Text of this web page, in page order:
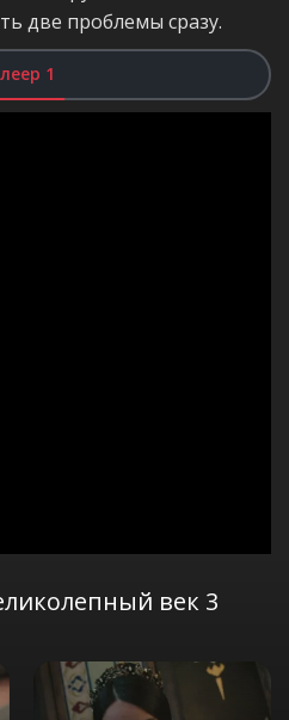
две проблемы сразу.
1
век 3